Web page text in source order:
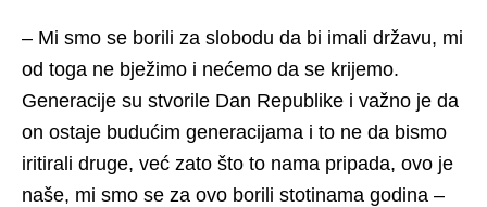
– Mi smo se borili za slobodu da bi imali državu, mi
od toga ne bježimo i nećemo da se krijemo.
Generacije su stvorile Dan Republike i važno je da
on ostaje budućim generacijama i to ne da bismo
iritirali druge, već zato što to nama pripada, ovo je
naše, mi smo se za ovo borili stotinama godina –